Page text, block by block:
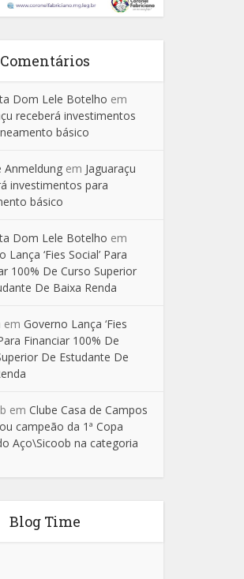
Comentários
Dom Lele Botelho em
receberá investimentos
básico
Anmeldung em Jaguaraçu
investimentos para
básico
Dom Lele Botelho em
Lança ‘Fies Social’ Para
100% De Curso Superior
De Baixa Renda
em Governo Lança ‘Fies
Financiar 100% De
De Estudante De
em Clube Casa de Campos
campeão da 1ª Copa
Aço\Sicoob na categoria
Blog Time